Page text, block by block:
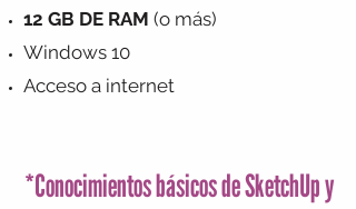
12 GB DE RAM (o más)
Windows 10
Acceso a internet
*Conocimientos básicos de SketchUp y